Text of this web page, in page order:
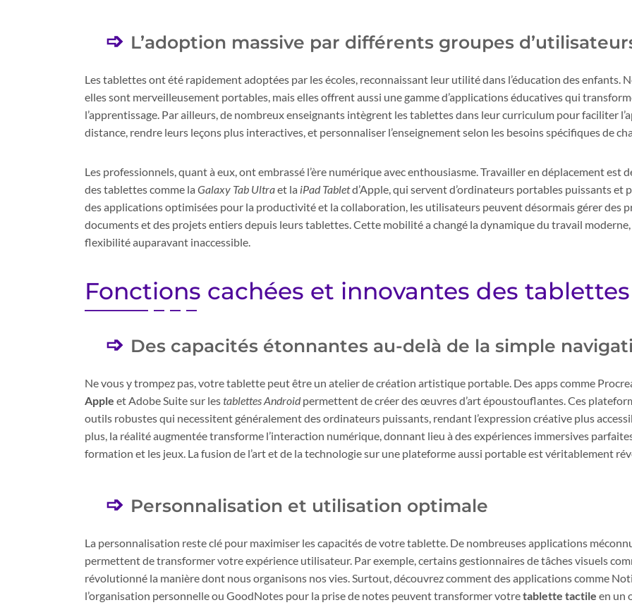
L’adoption massive par différents groupes
Les tablettes ont été rapidement adoptées par les écoles, reconnaissant leur utilité dans l’éducation des enfants.
elles sont merveilleusement portables, mais elles offrent aussi une gamme d’applications éducatives qui
l’apprentissage. Par ailleurs, de nombreux enseignants intègrent les tablettes dans leur curriculum pour faciliter
distance, rendre leurs leçons plus interactives, et personnaliser l’enseignement selon les besoins spécifiques de
Les professionnels, quant à eux, ont embrassé l’ère numérique avec enthousiasme. Travailler en déplacement est
des tablettes comme la Galaxy Tab Ultraet la iPad Tabletd’Apple, qui servent d’ordinateurs portables puissants et
des applications optimisées pour la productivité et la collaboration, les utilisateurs peuvent désormais gérer des
documents et des projets entiers depuis leurs tablettes. Cette mobilité a changé la dynamique du travail
flexibilité auparavant inaccessible.
Fonctions cachées et innovantes des tablettes
Des capacités étonnantes au-delà de la simple
Ne vous y trompez pas, votre tablette peut être un atelier de création artistique portable. Des apps comme
Apple et Adobe Suite sur lestablettes Androidpermettent de créer des œuvres d’art époustouflantes. Ces
outils robustes qui necessitent généralement des ordinateurs puissants, rendant l’expression créative plus
plus, la réalité augmentée transforme l’interaction numérique, donnant lieu à des expériences immersives
formation et les jeux. La fusion de l’art et de la technologie sur une plateforme aussi portable est véritablement
Personnalisation et utilisation optimale
La personnalisation reste clé pour maximiser les capacités de votre tablette. De nombreuses applications
permettent de transformer votre expérience utilisateur. Par exemple, certains gestionnaires de tâches visuels
révolutionné la manière dont nous organisons nos vies. Surtout, découvrez comment des applications comme
l’organisation personnelle ou GoodNotes pour la prise de notes peuvent transformer votretablette tactile en un